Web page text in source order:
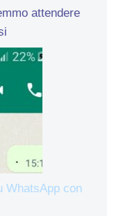
attendere
WhatsApp con